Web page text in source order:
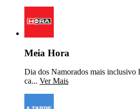
Meia Hora
Dia dos Namorados mais inclusivo
ca... Ver Mais